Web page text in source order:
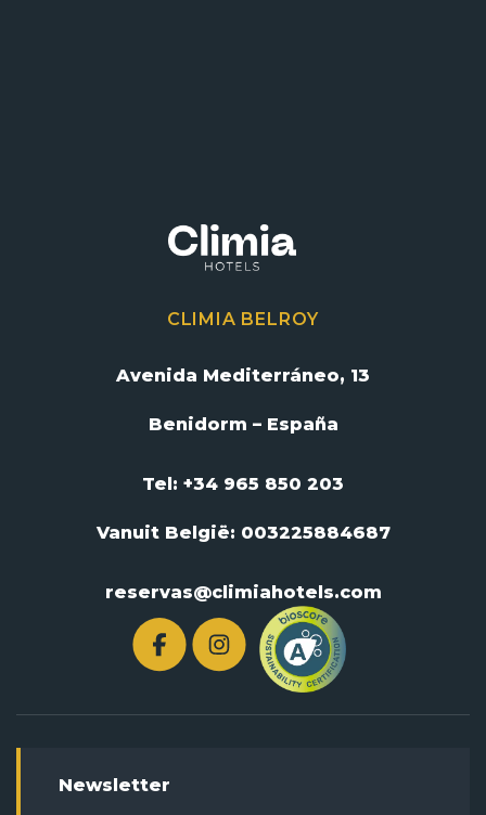
CLIMIA BELROY
Avenida Mediterráneo, 13
Benidorm – España
Tel: +34 965 850 203
Vanuit België: 003225884687
reservas@climiahotels.com
Newsletter